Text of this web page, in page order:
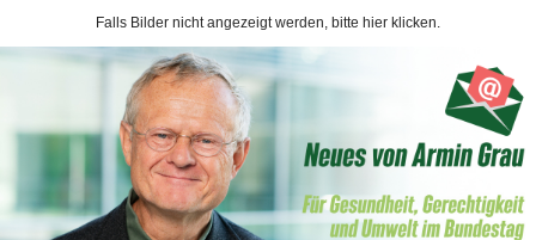
Falls Bilder nicht angezeigt werden, bitte hier klicken.